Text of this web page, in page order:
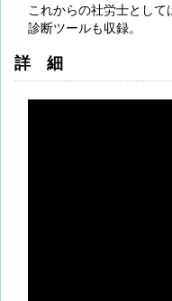
これからの社労士として
診断ツールも収録。
詳細
算・補助金の実務